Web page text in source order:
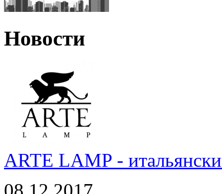
Новости
ARTE LAMP -